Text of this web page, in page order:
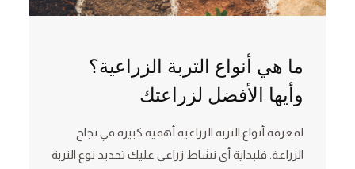
ما هي أنواع التربة الزراعية؟
وأيها الأفضل لزراعتك
لمعرفة أنواع التربة الزراعية أهمية كبيرة في نجاح
الزراعة. فلبداية أي نشاط زراعي عليك تحديد نوع التربة